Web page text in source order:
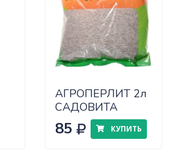
АГРОПЕРЛИТ 2л
САДОВИТА
85 КУПИТЬ